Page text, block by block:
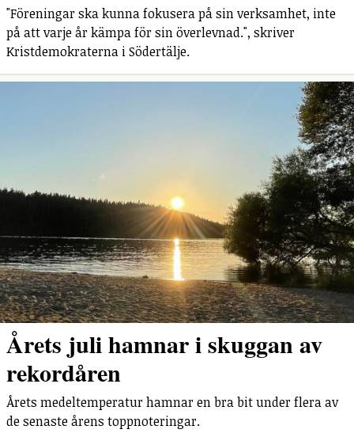
"Föreningar ska kunna fokusera på sin verksamhet, inte
på att varje år kämpa för sin överlevnad.", skriver
Kristdemokraterna i Södertälje.
Årets juli hamnar i skuggan av
rekordåren
Årets medeltemperatur hamnar en bra bit under flera av
de senaste årens toppnoteringar.